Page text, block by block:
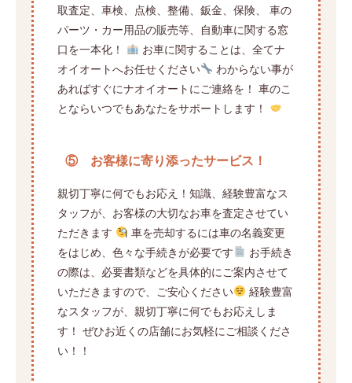
取査定、車検、点検、整備、鈑金、保険、 車の
パーツ・カー用品の販売等、自動車に関する窓
口を一本化！
お車に関することは、全てナ
オイオートへお任せください
わからない事が
あればすぐにナオイオートにご連絡を！ 車のこ
とならいつでもあなたをサポートします！
⑤ お客様に寄り添ったサービス！
親切丁寧に何でもお応え！知識、経験豊富なス
タッフが、お客様の大切なお車を査定させてい
ただきます
車を売却するには車の名義変更
をはじめ、色々な手続きが必要です
お手続き
の際は、必要書類などを具体的にご案内させて
いただきますので、ご安心ください
経験豊富
なスタッフが、親切丁寧に何でもお応えしま
す！ ぜひお近くの店舗にお気軽にご相談くださ
い！！